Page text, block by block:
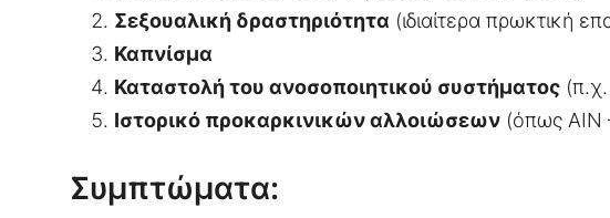
Σεξουαλική δραστηριότητα (ιδιαίτερα πρωκτική
Καπνίσμα
Καταστολή του ανοσοποιητικού συστήματος(π.χ.
Ιστορικό προκαρκινικών αλλοιώσεων(όπως AIN
Συμπτώματα: